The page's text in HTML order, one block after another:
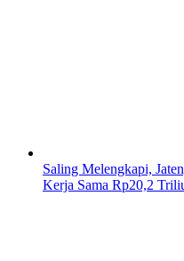
Saling Melengkapi,
Kerja Sama Rp20,2